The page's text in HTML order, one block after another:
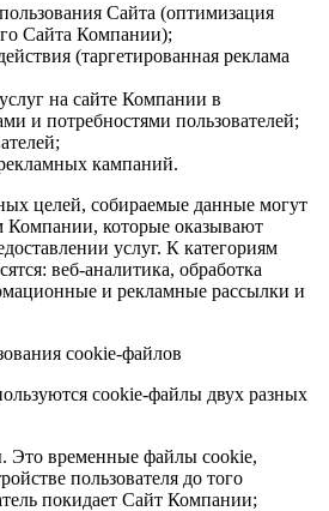
Сайта (оптимизация
Сайта Компании);
(таргетированная реклама
на сайте Компании в
и потребностями пользователей;
кампаний.
целей, собираемые данные могут
Компании, которые оказывают
услуг. К категориям
веб-аналитика, обработка
и рекламные рассылки и
cookie-файлов
cookie-файлы двух разных
Это временные файлы cookie,
пользователя до того
покидает Сайт Компании;